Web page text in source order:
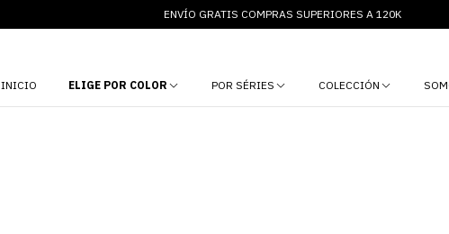
ENVÍO GRATIS COMPRAS SUPERIORES A 120K
INICIO ELIGE POR COLOR POR SÉRIES COLECCIÓN